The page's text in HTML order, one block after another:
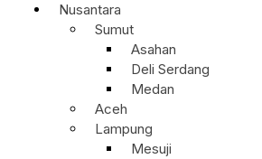
Nusantara
Sumut
Asahan
Deli Serdang
Medan
Aceh
Lampung
Mesuji